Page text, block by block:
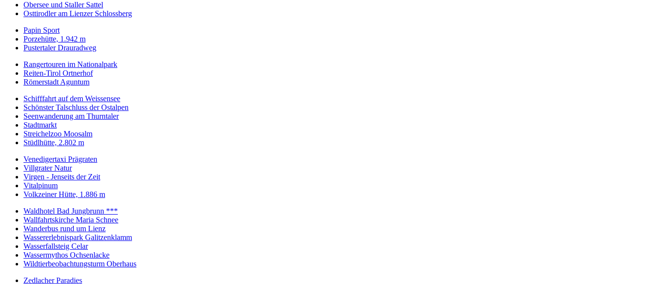
Obersee und Staller Sattel
Osttirodler am Lienzer Schlossberg
Papin Sport
Porzehütte, 1.942 m
Pustertaler Drauradweg
Rangertouren im Nationalpark
Reiten-Tirol Ortnerhof
Römerstadt Aguntum
Schifffahrt auf dem Weissensee
Schönster Talschluss der Ostalpen
Seenwanderung am Thurntaler
Stadtmarkt
Streichelzoo Moosalm
Stüdlhütte, 2.802 m
Venedigertaxi Prägraten
Villgrater Natur
Virgen - Jenseits der Zeit
Vitalpinum
Volkzeiner Hütte, 1.886 m
Waldhotel Bad Jungbrunn ***
Wallfahrtskirche Maria Schnee
Wanderbus rund um Lienz
Wassererlebnispark Galitzenklamm
Wasserfallsteig Celar
Wassermythos Ochsenlacke
Wildtierbeobachtungsturm Oberhaus
Zedlacher Paradies